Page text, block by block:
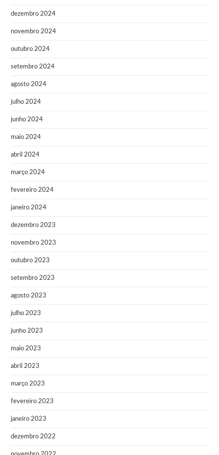
dezembro 2024
novembro 2024
outubro 2024
setembro 2024
agosto 2024
julho 2024
junho 2024
maio 2024
abril 2024
março 2024
fevereiro 2024
janeiro 2024
dezembro 2023
novembro 2023
outubro 2023
setembro 2023
agosto 2023
julho 2023
junho 2023
maio 2023
abril 2023
março 2023
fevereiro 2023
janeiro 2023
dezembro 2022